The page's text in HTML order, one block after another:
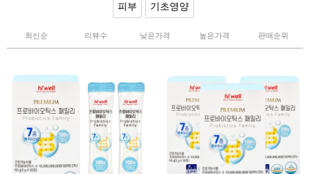
피부 기초영양
최신순 리뷰수 낮은가격 높은가격 판매순위